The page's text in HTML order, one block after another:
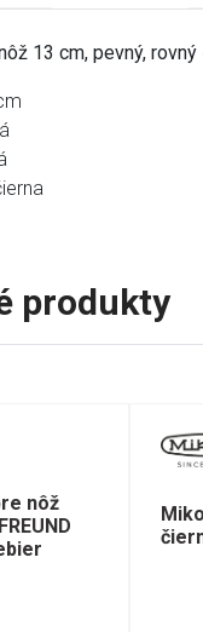
13 cm, pevný,
produkty
nôž